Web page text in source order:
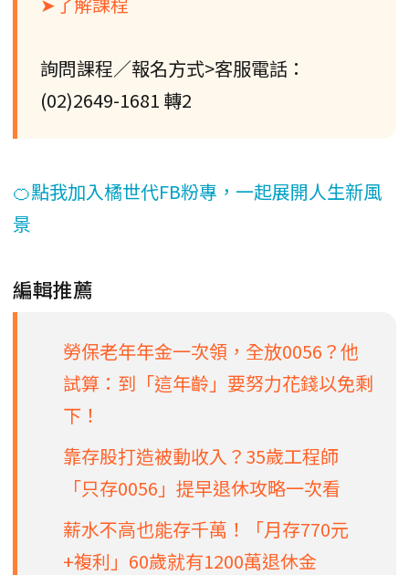
詢問課程／報名方式>客服電話：
(02)2649-1681 轉2
🍊點我加入橘世代FB粉專，一起展開人生新風
景
編輯推薦
勞保老年年金一次領，全放0056？他
試算：到「這年齡」要努力花錢以免剩
下！
靠存股打造被動收入？35歲工程師
「只存0056」提早退休攻略一次看
薪水不高也能存千萬！「月存770元
+複利」60歲就有1200萬退休金